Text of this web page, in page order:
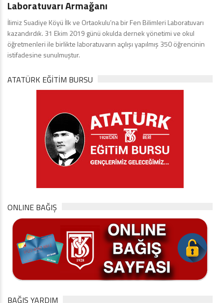
Laboratuvarı Armağanı
İlimiz Suadiye Köyü İlk ve Ortaokulu’na bir Fen Bilimleri Laboratuvarı
kazandırdık. 31 Ekim 2019 günü okulda dernek yönetimi ve okul
öğretmenleri ile birlikte laboratuvarın açılışı yapılmış 350 öğrencinin
istifadesine sunulmuştur.
ATATÜRK EĞITIM BURSU
ONLINE BAĞIŞ
BAĞIŞ YARDIM